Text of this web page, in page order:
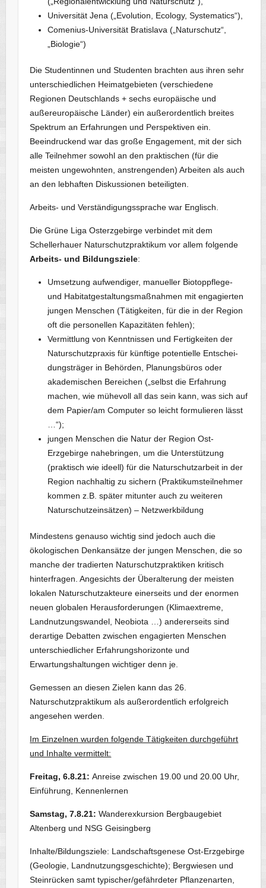
Universität Jena („Evolution, Ecology, Systematics“),
Comenius-Universität Bratislava („Naturschutz“,
„Biologie“)
Die Studentinnen und Studenten brachten aus ihren sehr
unterschiedlichen Heimatgebieten (verschiedene
Regionen Deutschlands + sechs europäische und
außereuropäische Länder) ein außerordentlich breites
Spektrum an Erfahrungen und Perspektiven ein.
Beeindruckend war das große Engagement, mit der sich
alle Teilnehmer sowohl an den praktischen (für die
meisten ungewohnten, anstrengenden) Arbeiten als auch
an den lebhaften Diskussionen beteiligten.
Arbeits- und Verständigungssprache war Englisch.
Die Grüne Liga Osterzgebirge verbindet mit dem
Schellerhauer Naturschutzpraktikum vor allem folgende
Arbeits- und Bildungsziele:
Umsetzung aufwendiger, manueller Biotoppflege-
und Habitatgestaltungsmaßnahmen mit engagierten
jungen Menschen (Tätigkeiten, für die in der Region
oft die personellen Kapazitäten fehlen);
Vermittlung von Kenntnissen und Fertigkeiten der
Naturschutzpraxis für künftige potentielle Entschei­
dungs­träger in Behörden, Planungsbüros oder
akademischen Bereichen („selbst die Erfahrung
machen, wie mühevoll all das sein kann, was sich auf
dem Papier/am Computer so leicht formulieren lässt
…“);
jungen Menschen die Natur der Region Ost-
Erzgebirge nahebringen, um die Unterstützung
(praktisch wie ideell) für die Naturschutzarbeit in der
Region nachhaltig zu sichern (Praktikumsteilnehmer
kommen z.B. später mitunter auch zu weiteren
Naturschutzeinsätzen) – Netzwerkbildung
Mindestens genauso wichtig sind jedoch auch die
ökologischen Denkansätze der jungen Menschen, die so
manche der tradierten Naturschutzpraktiken kritisch
hinterfragen. Angesichts der Überalterung der meisten
lokalen Naturschutzakteure einerseits und der enormen
neuen globalen Herausforderungen (Klimaextreme,
Landnutzungswandel, Neobiota …) andererseits sind
derartige Debatten zwischen engagierten Menschen
unterschiedlicher Erfahrungshorizonte und
Erwartungshaltungen wichtiger denn je.
Gemessen an diesen Zielen kann das 26.
Naturschutzpraktikum als außerordentlich erfolgreich
angesehen werden.
Im Einzelnen wurden folgende Tätigkeiten durchgeführt
und Inhalte vermittelt:
Freitag, 6.8.21:Anreise zwischen 19.00 und 20.00 Uhr,
Einführung, Kennenlernen
Samstag, 7.8.21:Wanderexkursion Bergbaugebiet
Altenberg und NSG Geisingberg
Inhalte/Bildungsziele: Landschaftsgenese Ost-Erzgebirge
(Geologie, Landnutzungsgeschichte); Bergwiesen und
Steinrücken samt typischer/gefährdeter Pflanzenarten,